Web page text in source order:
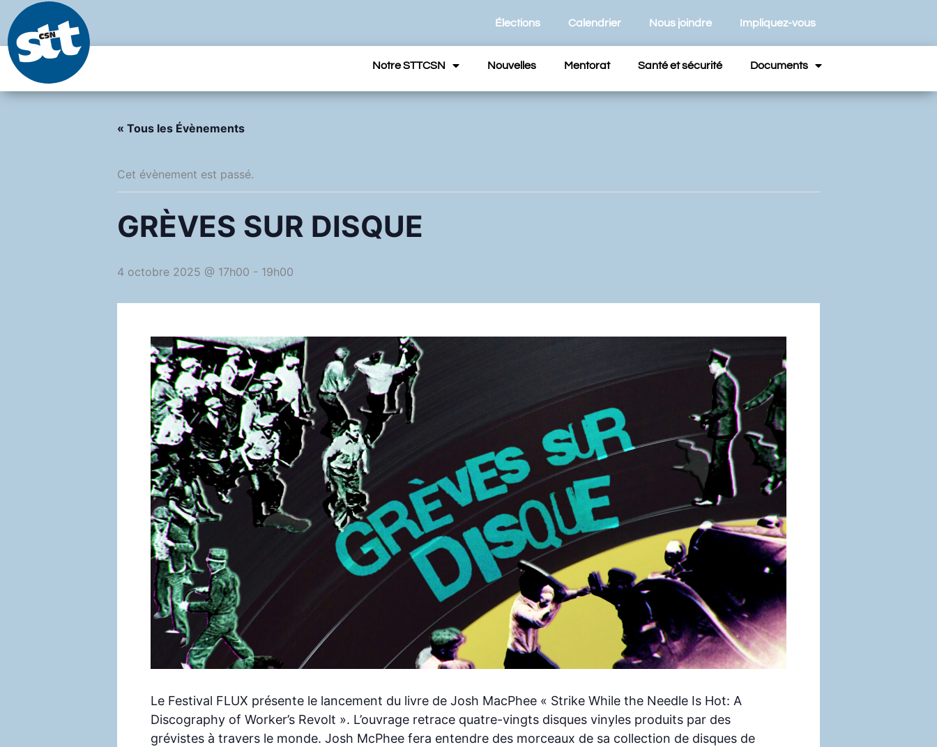
Aller
au
contenu
Élections Calendrier Nous joindre Impliquez-vous
Notre STTCSN Nouvelles Mentorat Santé et sécurité Documents
« Tous les Évènements
Cet évènement est passé.
GRÈVES SUR DISQUE
4 octobre 2025 @ 17h00 - 19h00
Le Festival FLUX présente le lancement du livre de Josh MacPhee « Strike While the Needle Is Hot: A
Discography of Worker’s Revolt ». L’ouvrage retrace quatre-vingts disques vinyles produits par des
grévistes à travers le monde. Josh McPhee fera entendre des morceaux de sa collection de disques de